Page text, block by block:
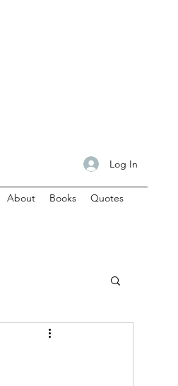
About Books Quotes
Log In